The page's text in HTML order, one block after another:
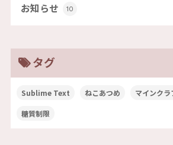
お知らせ 10
タグ
Sublime Text ねこあつめ マインクラ
糖質制限